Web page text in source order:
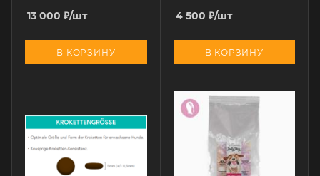
13 000 ₽/шт
В КОРЗИНУ
4 500 ₽/шт
В КОРЗИНУ